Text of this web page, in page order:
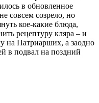
в обновленное
совсем созрело, но
кое-какие блюда,
рецептуру кляра – и
на Патриарших, а заодно
в подвал на поздний